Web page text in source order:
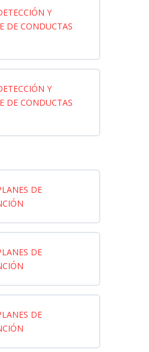
Y
DE CONDUCTAS
Y
DE CONDUCTAS
DE
DE
DE